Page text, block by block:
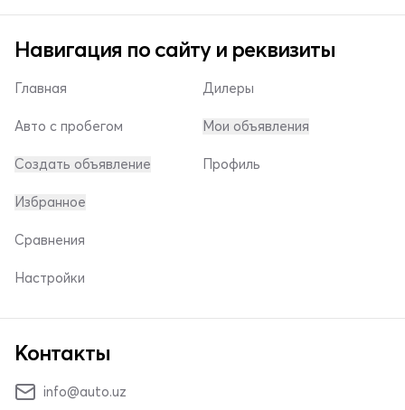
Навигация по сайту и реквизиты
Главная
Авто с пробегом
Создать объявление
Дилеры
Мои объявления
Профиль
Избранное
Сравнения
Настройки
Контакты
info@auto.uz